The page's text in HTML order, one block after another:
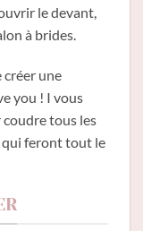
le devant,
à brides.
créer une
you ! I vous
tous les
feront tout le